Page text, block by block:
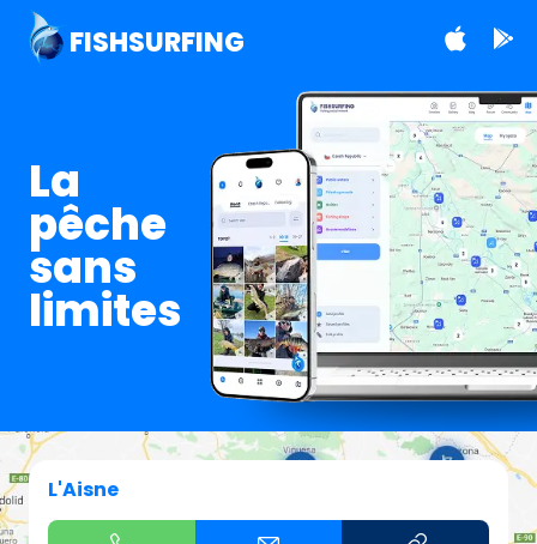
FISHSURFING
La
pêche
sans
limites
L'Aisne